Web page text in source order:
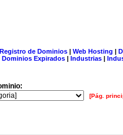
Registro de Dominios| Web Hosting |
Dominios Expirados | Industrias |
[Pág.